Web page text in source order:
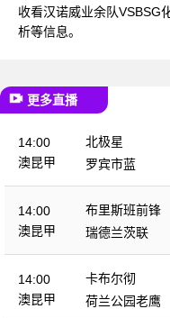
收看汉诺威业余队VSBSG
析等信息。
更多直播
14:00
澳昆甲
北极星
罗宾市蓝
14:00
澳昆甲
布里斯班前锋
瑞德兰茨联
14:00
澳昆甲
卡布尔彻
荷兰公园老鹰